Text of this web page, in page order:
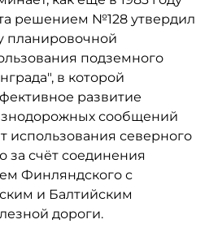
решением №128 утвердил
планировочной
подземного
в которой
развитие
сообщений
использования северного
за счёт соединения
Финляндского с
и Балтийским
дороги.